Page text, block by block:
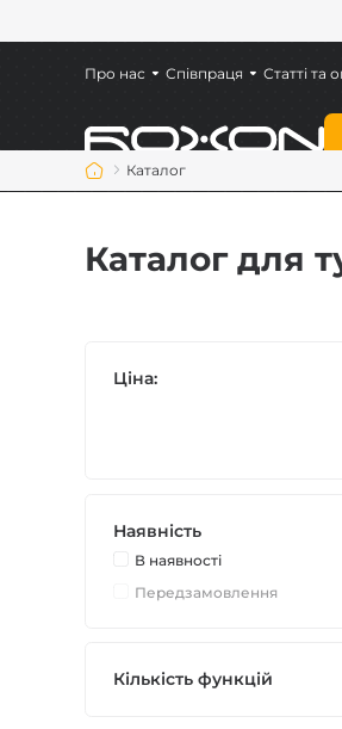
Про нас Співпраця Статті та
Каталог
Каталог для
Ціна:
Наявність
В наявностi
Передзамовлення
Кількість функцій